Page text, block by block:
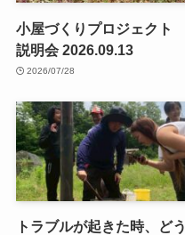
小屋づくりプロジェクト
説明会 2026.09.13
2026/07/28
トラブルが起きた時、どう